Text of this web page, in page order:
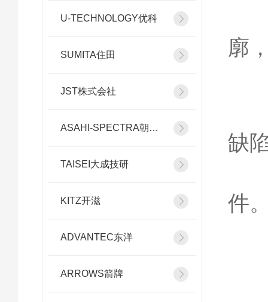
U-TECHNOLOGY优科
SUMITA住田
JST株式会社
ASAHI-SPECTRA朝日分光
TAISEI大成技研
KITZ开滋
ADVANTEC东洋
ARROWS箭牌
廓
缺
件